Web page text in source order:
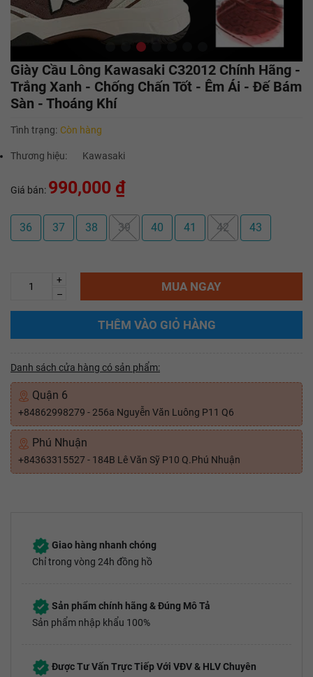
Giày Cầu Lông Kawasaki C32012 Chính Hãng -
Trắng Xanh - Chống Chấn Tốt - Êm Ái - Đế Bám
Sàn - Thoáng Khí
Tình trạng: Còn hàng
Thương hiệu: Kawasaki
Giá bán: 990,000 ₫
36 37 38 39 40 41 42 43
+
–
MUA NGAY
THÊM VÀO GIỎ HÀNG
Danh sách cửa hàng có sản phẩm:
Quận 6
+84862998279 - 256a Nguyễn Văn Luông P11 Q6
Phú Nhuận
+84363315527 - 184B Lê Văn Sỹ P10 Q.Phú Nhuận
Giao hàng nhanh chóng
Chỉ trong vòng 24h đồng hồ
Sản phẩm chính hãng & Đúng Mô Tả
Sản phẩm nhập khẩu 100%
Được Tư Vấn Trực Tiếp Với VĐV & HLV Chuyên